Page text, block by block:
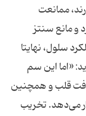
ممانعت
و مانع سنتز
سلول‌، نهایتا
«اما این سم
قلب و همچنین
می‌دهد. تخریب